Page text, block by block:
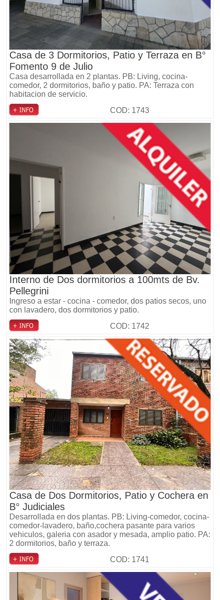
Casa de 3 Dormitorios, Patio y Terraza en B°
Fomento 9 de Julio
Casa desarrollada en 2 plantas. PB: Living, cocina-
comedor, 2 dormitorios, baño y patio. PA: Terraza con
habitacion de servicio.
COD: 1743
Interno de Dos dormitorios a 100mts de Bv.
Pellegrini
Ingreso a estar - cocina - comedor, dos patios secos, uno
con lavadero, dos dormitorios y patio.
COD: 1742
Casa de Dos Dormitorios, Patio y Cochera en
B° Judiciales
Desarrollada en dos plantas. PB: Living-comedor, cocina-
comedor-lavadero, baño,cochera pasante para varios
vehiculos, galeria con asador y mesada, amplio patio. PA:
2 dormitorios, baño y terraza.
COD: 1741